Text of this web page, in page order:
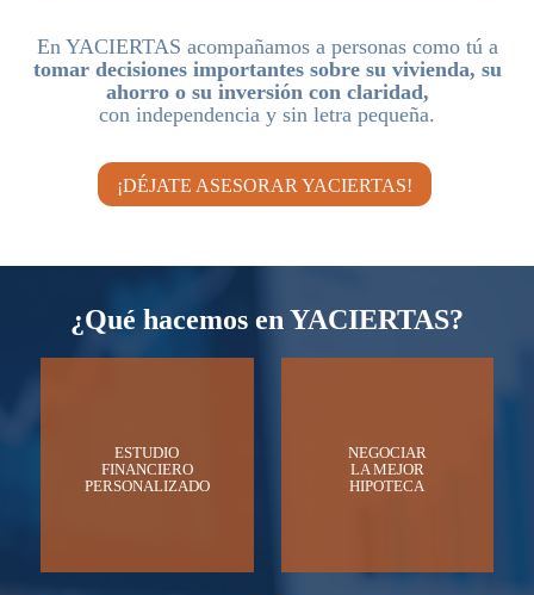
En YACIERTAS acompañamos a personas como tú a
tomar decisiones importantes sobre su vivienda, su
ahorro o su inversión con claridad,
con independencia y sin letra pequeña.
¡DÉJATE ASESORAR YACIERTAS!
¿Qué hacemos en YACIERTAS?
ESTUDIO
FINANCIERO
PERSONALIZADO
NEGOCIAR
LA MEJOR
HIPOTECA